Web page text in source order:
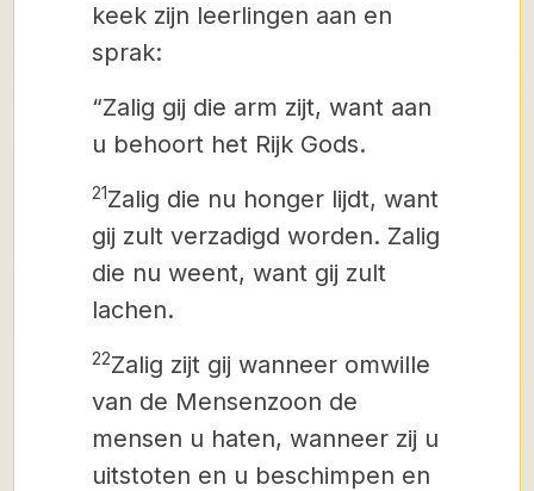
keek zijn leerlingen aan en
sprak:
“Zalig gij die arm zijt, want aan
u behoort het Rijk Gods.
21Zalig die nu honger lijdt, want
gij zult verzadigd worden. Zalig
die nu weent, want gij zult
lachen.
22Zalig zijt gij wanneer omwille
van de Mensenzoon de
mensen u haten, wanneer zij u
uitstoten en u beschimpen en